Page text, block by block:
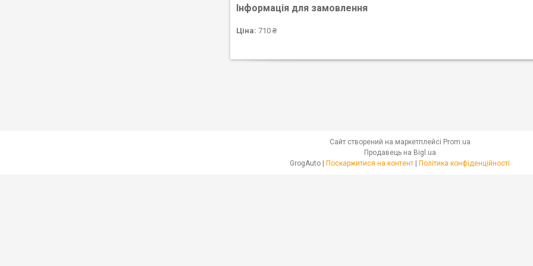
Інформація для замовлення
Ціна: 710 ₴
Сайт створений на маркетплейсі Prom.ua
Продавець на Bigl.ua
GrogAuto | Поскаржитися на контент | Політика конфіденційності